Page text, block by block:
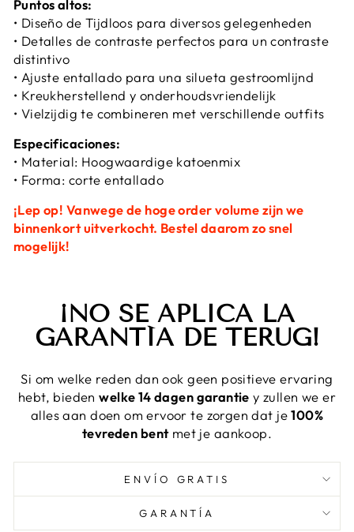
Puntos altos:
• Diseño de Tijdloos para diversos gelegenheden
• Detalles de contraste perfectos para un contraste
distintivo
• Ajuste entallado para una silueta gestroomlijnd
• Kreukherstellend y onderhoudsvriendelijk
• Vielzijdig te combineren met verschillende outfits
Especificaciones:
• Material: Hoogwaardige katoenmix
• Forma: corte entallado
¡Lep op! Vanwege de hoge order volume zijn we
binnenkort uitverkocht. Bestel daarom zo snel
mogelijk!
¡NO SE APLICA LA
GARANTÍA DE TERUG!
Si om welke reden dan ook geen positieve ervaring
hebt, biedenwelke 14 dagen garantie y zullen we er
alles aan doen om ervoor te zorgen dat je100%
tevreden bentmet je aankoop.
ENVÍO GRATIS
GARANTÍA